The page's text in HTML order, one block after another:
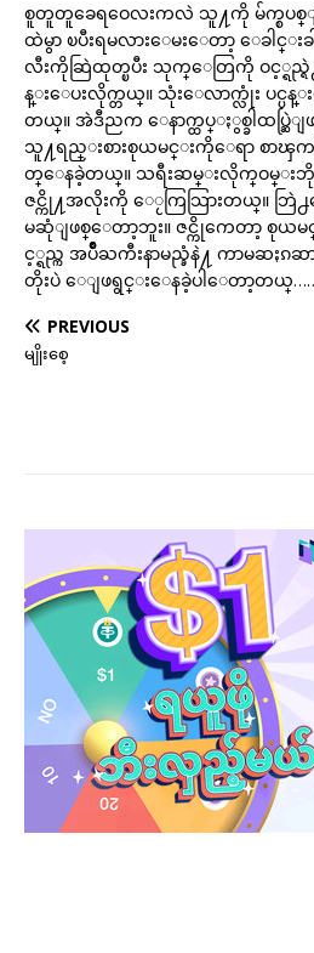
စူတူတူခေရဝေလးကလဲ သူ႔ကို မ်က္စပစ္
ထဲမွာ ၿပီးရမလားေမးေတာ့ ေခါင္း
လီးကိုဆြဲထုတ္ၿပီး သုက္ေတြကို ဝင့္ရည္ရဲ
န္းေပးလိုက္တယ္။ သုံးေလာက္လုံး ပင္ပ
တယ္။ အဲဒီညက ေနာက္ထပ္ႏွစ္ခါထပ္ဆြဲ
သူ႔ရည္းစားစုယမင္းကိုေရာ စာၾကမ္
တ္ေနခဲ့တယ္။ သရီးဆမ္းလိုက္ဝမ္းဘိုင္ဝ
ဇင္ကို႔အလိုးကို ေႂကြသြားတယ္။ ဘြဲ႕ရ
မဆုံျဖစ္ေတာ့ဘူး။ ဇင္ကိုကေတာ့ စုယ
င့္ရည္က အပ်ိဳႀကီးနာမည္ခံနဲ႔ ကာမဆႏၵဆ
တိုးပဲ ေျဖရွင္းေနခဲ့ပါေတာ့တယ္………
PREVIOUS
မျိုးစေ့